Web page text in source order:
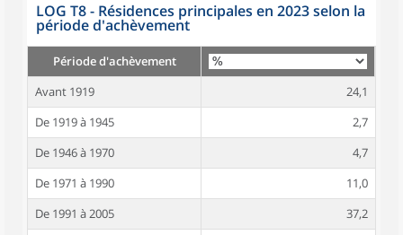
LOG T8 - Résidences principales en 2023 selon la
période d'achèvement
Période d'achèvement
Avant 1919
24,1
De 1919 à 1945
2,7
De 1946 à 1970
4,7
De 1971 à 1990
11,0
De 1991 à 2005
37,2